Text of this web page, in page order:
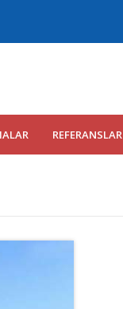
REFERANSLAR